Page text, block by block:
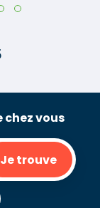
chez vous
Je trouve